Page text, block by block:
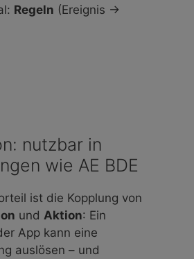
Regeln (Ereignis →
nutzbar in
wie AE BDE
ist die Kopplung von
und Aktion: Ein
App kann eine
auslösen – und